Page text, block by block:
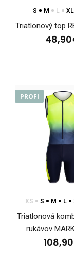
Triatlonová
kombinéza
S M L XL
Triatlonový top
PROFI
XS S M L
Triatlonová
rukávov